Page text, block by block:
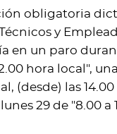
obligatoria
y
en un paro
hora local",
(desde) las
29 de "8.00 a